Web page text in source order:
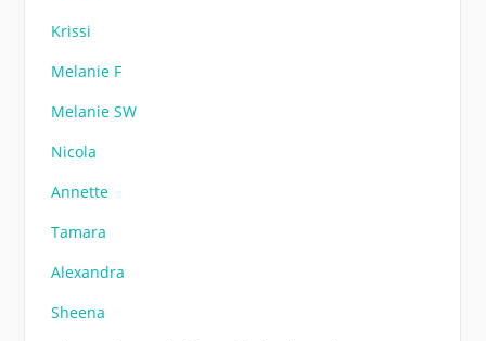
Krissi
Melanie F
Melanie SW
Nicola
Annette
Tamara
Alexandra
Sheena